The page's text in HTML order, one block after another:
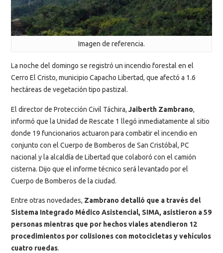
Imagen de referencia.
La noche del domingo se registró un incendio forestal en el
Cerro El Cristo, municipio Capacho Libertad, que afectó a 1.6
hectáreas de vegetación tipo pastizal.
El director de Protección Civil Táchira, Jaiberth Zambrano,
informó que la Unidad de Rescate 1 llegó inmediatamente al sitio
donde 19 funcionarios actuaron para combatir el incendio en
conjunto con el Cuerpo de Bomberos de San Cristóbal, PC
nacional y la alcaldía de Libertad que colaboró con el camión
cisterna. Dijo que el informe técnico será levantado por el
Cuerpo de Bomberos de la ciudad.
Entre otras novedades, Zambrano detalló que a través del
Sistema Integrado Médico Asistencial, SIMA, asistieron a 59
personas mientras que por hechos viales atendieron 12
procedimientos por colisiones con motocicletas y vehículos
cuatro ruedas.